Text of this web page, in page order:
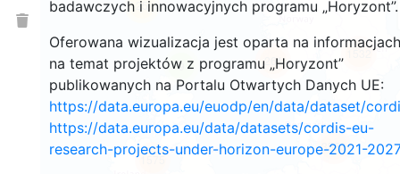
badawczych i innowacyjnych programu „Horyzont”.
Oferowana wizualizacja jest oparta na informacjach
na temat projektów z programu „Horyzont”
publikowanych na Portalu Otwartych Danych UE:
https://data.europa.eu/euodp/en/data/dataset/
https://data.europa.eu/data/datasets/cordis-eu-
research-projects-under-horizon-europe-2021-2027
25
9 261
3553
1575
1532